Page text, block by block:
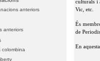
anteriors
anteriors
colombina
culturals i
Vic, etc.
És
de
En